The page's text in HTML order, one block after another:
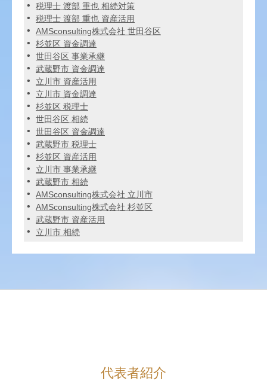
税理士 渡部 重也 相続対策
税理士 渡部 重也 資産活用
AMSconsulting株式会社 世田谷区
杉並区 資金調達
世田谷区 事業承継
武蔵野市 資金調達
立川市 資産活用
立川市 資金調達
杉並区 税理士
世田谷区 相続
世田谷区 資金調達
武蔵野市 税理士
杉並区 資産活用
立川市 事業承継
武蔵野市 相続
AMSconsulting株式会社 立川市
AMSconsulting株式会社 杉並区
武蔵野市 資産活用
立川市 相続
代表者紹介